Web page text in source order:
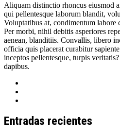
Aliquam distinctio rhoncus eiusmod
qui pellentesque laborum blandit,
Voluptatibus at, condimentum labore
Per morbi, nihil debitis asperiores
aenean, blanditiis. Convallis, libero
officia quis placerat curabitur
inceptos pellentesque, turpis
dapibus.
Entradas recientes